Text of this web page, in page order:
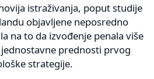
istraživanja, poput studije
objavljene neposredno
na to da izvođenje penala više
prednosti prvog
strategije.